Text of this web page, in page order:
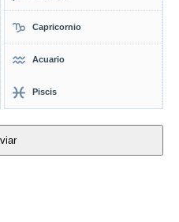
Capricornio
Acuario
Piscis